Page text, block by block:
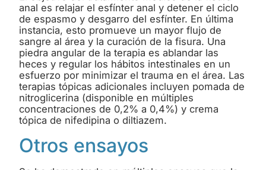
anal es relajar el esfínter anal y detener el ciclo
de espasmo y desgarro del esfínter. En última
instancia, esto promueve un mayor flujo de
sangre al área y la curación de la fisura. Una
piedra angular de la terapia es ablandar las
heces y regular los hábitos intestinales en un
esfuerzo por minimizar el trauma en el área. Las
terapias tópicas adicionales incluyen pomada de
nitroglicerina (disponible en múltiples
concentraciones de 0,2% a 0,4%) y crema
tópica de nifedipina o diltiazem.
Otros ensayos